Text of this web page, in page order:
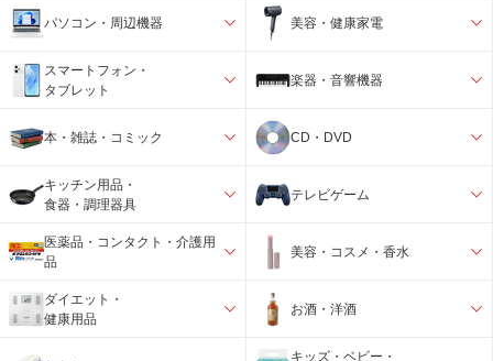
パソコン・周辺機器 美容・健康家電
スマートフォン・
タブレット
楽器・音響機器
本・雑誌・コミック CD・DVD
キッチン用品・
食器・調理器具
テレビゲーム
医薬品・コンタクト・介護用
品
美容・コスメ・香水
ダイエット・
健康用品
お酒・洋酒
キッズ・ベビー・